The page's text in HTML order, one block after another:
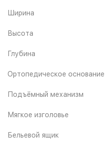
Ширина
Высота
Глубина
Ортопедическое основание
Подъёмный механизм
Мягкое изголовье
Бельевой ящик